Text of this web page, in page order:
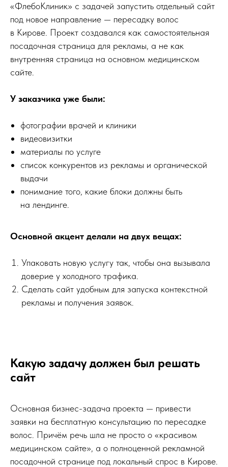
«ФлебоКлиник» с задачей запустить отдельный сайт
под новое направление — пересадку волос
в Кирове. Проект создавался как самостоятельная
посадочная страница для рекламы, а не как
внутренняя страница на основном медицинском
сайте.
У заказчика уже были:
фотографии врачей и клиники
видеовизитки
материалы по услуге
список конкурентов из рекламы и органической
выдачи
понимание того, какие блоки должны быть
на лендинге.
Основной акцент делали на двух вещах:
Упаковать новую услугу так, чтобы она вызывала
доверие у холодного трафика.
Сделать сайт удобным для запуска контекстной
рекламы и получения заявок.
Какую задачу должен был решать
сайт
Основная бизнес-задача проекта — привести
заявки на бесплатную консультацию по пересадке
волос. Причём речь шла не просто о «красивом
медицинском сайте», а о полноценной рекламной
посадочной странице под локальный спрос в Кирове.